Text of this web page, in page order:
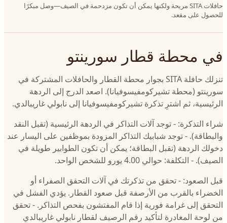
حافلات SITA مريحة ولكنها يمكن أن تكون مزدحمة في الصيف—وصل مبكرًا
للحصول على مقعد.
في محطة قطار سورينتو
تنزلك حافلة SITA بجوار محطة القطار والحافلات المشتركة في
سورينتو (محطة تشيركومفيسوفيانا). اصعد الدرج إلى الردهة
الرئيسية، ثم اشترِ تذكرة تشيركومفيسوفيانا إلى نابولي غاريبالدي.
شراء التذكرة: - توجد آلات التذاكر في الردهة الرئيسية (تقبل النقد
والبطاقة). - توجد شبابيك التذاكر المزودة بموظفين على اليسار عند
دخولك الردهة (تقبل البطاقة؛ يمكن أن تكون الطوابير طويلة في
الصيف). - التكلفة: حوالي 4.00 يورو للشخص الواحد.
قبل الصعود: - تحقق من تذكرتك في آلات التحقق الصفراء أو
الخضراء بالقرب من الأرصفة قبل صعود القطار. يؤدي الفشل في
التحقق إلى غرامة فورية إذا قام المفتشون بفحص التذاكر. - تحقق
من لوحة المغادرة لتأكيد رقم الرصيف لقطار نابولي غاريبالدي